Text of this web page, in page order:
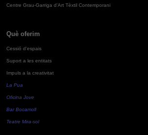
Centre Grau-Garriga d'Art Tèxtil Contemporani
Què oferim
Cessió d'espais
Suport a les entitats
Impuls a la creativitat
La Pua
Oficina Jove
Bar Bocamoll
Teatre Mira-sol